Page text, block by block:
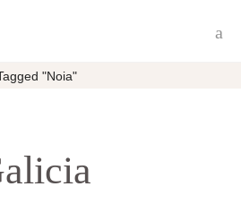
"noia"